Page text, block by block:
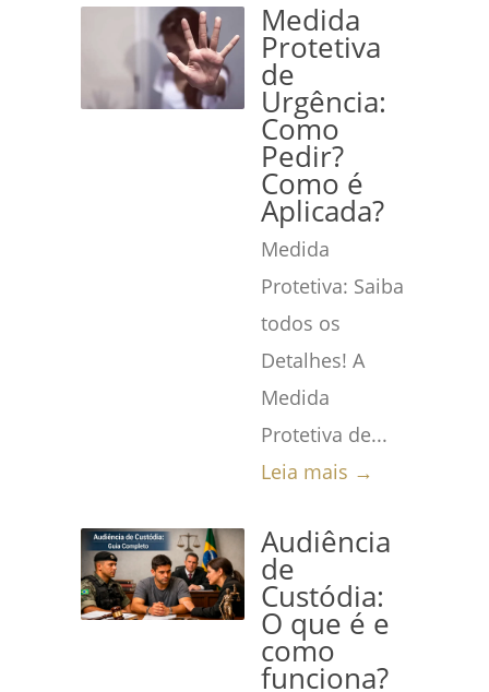
Medida
Protetiva
de
Urgência:
Como
Pedir?
Como é
Aplicada?
Medida
Protetiva: Saiba
todos os
Detalhes! A
Medida
Protetiva de...
Leia mais →
Audiência
de
Custódia:
O que é e
como
funciona?